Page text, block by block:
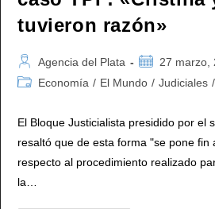
tuvieron razón»
Autor
de
Agencia del Plata
Publicación
de
27 marzo,
Categoría
entrada:
Economía / El Mundo / Judiciales /
El Bloque Justicialista presidido por el
resaltó que de esta forma "se pone fin
respecto al procedimiento realizado
la…